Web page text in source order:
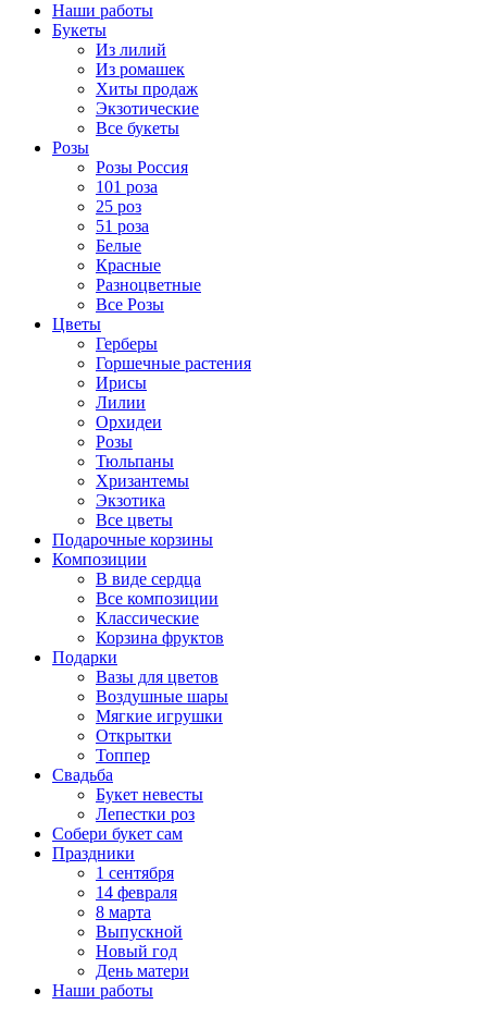
Наши работы
Букеты
Из лилий
Из ромашек
Хиты продаж
Экзотические
Все букеты
Розы
Розы Россия
101 роза
25 роз
51 роза
Белые
Красные
Разноцветные
Все Розы
Цветы
Герберы
Горшечные растения
Ирисы
Лилии
Орхидеи
Розы
Тюльпаны
Хризантемы
Экзотика
Все цветы
Подарочные корзины
Композиции
В виде сердца
Все композиции
Классические
Корзина фруктов
Подарки
Вазы для цветов
Воздушные шары
Мягкие игрушки
Открытки
Топпер
Свадьба
Букет невесты
Лепестки роз
Собери букет сам
Праздники
1 сентября
14 февраля
8 марта
Выпускной
Новый год
День матери
Наши работы